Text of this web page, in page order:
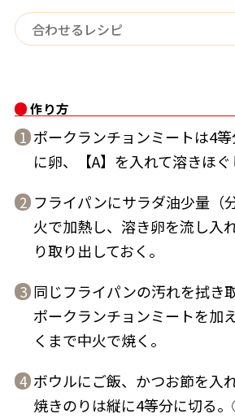
『踊り節』
作り方
1 ポークランチョンミートは4
に卵、【A】を入れて溶きほぐ
2 フライパンにサラダ油少量（
火で加熱し、溶き卵を流し入
り取り出しておく。
3 同じフライパンの汚れを拭き
ポークランチョンミートを加
くまで中火で焼く。
4 ボウルにご飯、かつお節を入
焼きのりは縦に4等分に切る